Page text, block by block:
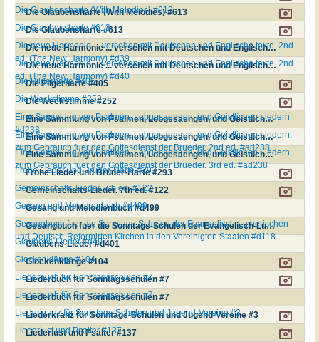
Die Glaubensharfe (With Melodies) #613
Die Glaubensharfe (With Melodies) #613
Die Glaubensharfe #613
Die Glaubensharfe #613
Die neue Harmonie ... versehen mit Deutschen und Englische texte. 2nd ed. (The New Harmony) #d39
Die neue Harmonie ... versehen mit Deutschen und Englische texte. 2nd
ed. (The New Harmony) #d39
Die neue Harmonie ... versehen mit Deutschen und Englische texte. 2nd ed. (The New Harmony) #d40
Die neue Harmonie ... versehen mit Deutschen und Englische texte. 2nd
ed. (The New Harmony) #d40
Die Pilgerharfe #405
Die Pilgerharfe #405
Die Weckstimme #252
Die Weckstimme #252
Eine Sammlung von Psalmen, Lobgesaengen, und Geistlichen Liedern #d238
Eine Sammlung von Psalmen, Lobgesaengen, und Geistlichen Liedern
#d238
Eine Sammlung von Psalmen, Lobgesaengen, und Geistlichen Liedern, zum Gebrauch fuer den Gottesdienst der Brueder. 2nd ed. #ad238
Eine Sammlung von Psalmen, Lobgesaengen, und Geistlichen Liedern,
zum Gebrauch fuer den Gottesdienst der Brueder. 2nd ed. #ad238
Eine Sammlung von Psalmen, Lobgesaengen, und Geistlichen Liedern, zum Gebrauch fuer den Gottesdienst der Brueder. 3rd ed. #ad238
Eine Sammlung von Psalmen, Lobgesaengen, und Geistlichen Liedern,
zum Gebrauch fuer den Gottesdienst der Brueder. 3rd ed. #ad238
Frohe Lieder und Brüder-Harfe #293
Frohe Lieder und Brüder-Harfe #293
Gemeinschafts-Lieder. 7th ed. #122
Gemeinschafts-Lieder. 7th ed. #122
Gesang und Melodienbuch #d499
Gesang und Melodienbuch #d499
Gesangbuch fuer die Sonntags-Schulen der Evangelisch-Lutherischen und Deutsch-Reformirten Kirchen in den Vereinigten Staaten #d118
Gesangbuch fuer die Sonntags-Schulen der Evangelisch-Lutherischen
und Deutsch-Reformirten Kirchen in den Vereinigten Staaten #d118
Glaubens-Lieder #d401
Glaubens-Lieder #d401
Glockenklänge #104
Glockenklänge #104
Liederbuch für Sonntagsschulen #7
Liederbuch für Sonntagsschulen #7
Liederbuch für Sonntagsschulen #7
Liederbuch für Sonntagsschulen #7
Liederkranz für Sonntags-Schulen und Jugend-Vereine #3
Liederkranz für Sonntags-Schulen und Jugend-Vereine #3
Liederlust und Psalter #137
Liederlust und Psalter #137